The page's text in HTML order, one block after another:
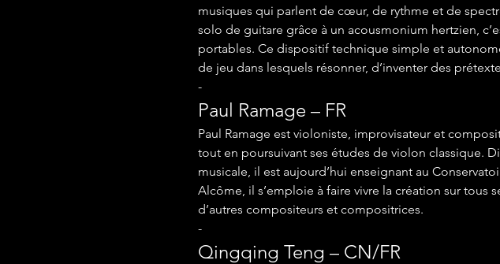
musiques qui parlent de cœur, de rythme et de
solo de guitare grâce à un acousmonium hertzien,
portables. Ce dispositif technique simple et
de jeu dans lesquels résonner, d’inventer des
-
Paul Ramage – FR
Paul Ramage est violoniste, improvisateur et
tout en poursuivant ses études de violon classique.
musicale, il est aujourd’hui enseignant au
Alcôme, il s’emploie à faire vivre la création sur tous
d’autres compositeurs et compositrices.
-
Qingqing Teng – CN/FR